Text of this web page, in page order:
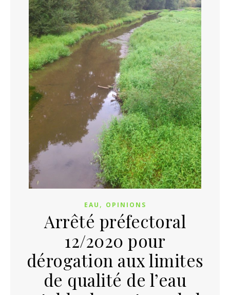
EAU , OPINIONS
Arrêté préfectoral
12/2020 pour
dérogation aux limites
de qualité de l’eau